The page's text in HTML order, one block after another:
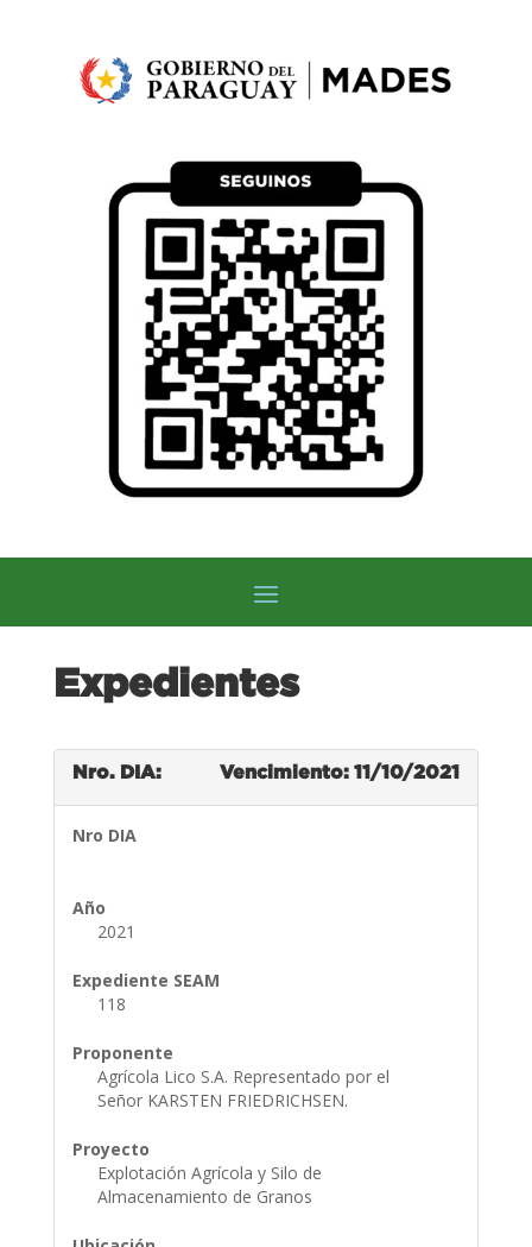
Expedientes
Nro. DIA: Vencimiento: 11/10/2021
Nro DIA
Año
2021
Expediente SEAM
118
Proponente
Agrícola Lico S.A. Representado por el
Señor KARSTEN FRIEDRICHSEN.
Proyecto
Explotación Agrícola y Silo de
Almacenamiento de Granos